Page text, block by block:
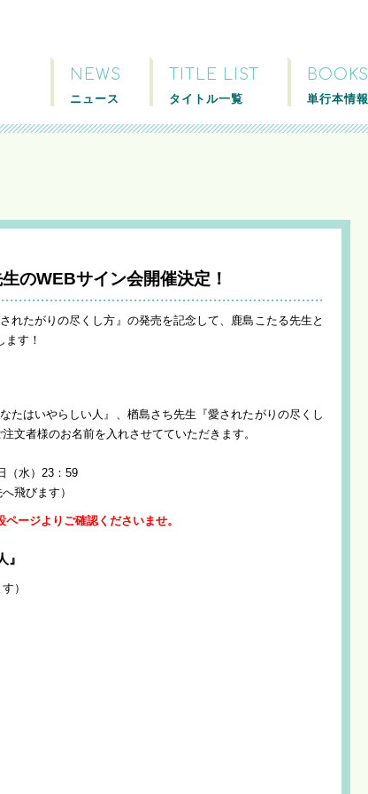
NEWS
ニュース
TITLE LIST
タイトル一覧
BOOKS
単行本情報
のWEBサイン会開催決定！
れたがりの尽くし方』の発売を記念して、鹿島こたる先生と
す！
たはいやらしい人』、楢島さち先生『愛されたがりの尽くし
文者様のお名前を入れさせてていただきます。
（水）23：59
へ飛びます）
ージよりご確認くださいませ。
）